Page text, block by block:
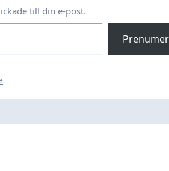
till din e-post.